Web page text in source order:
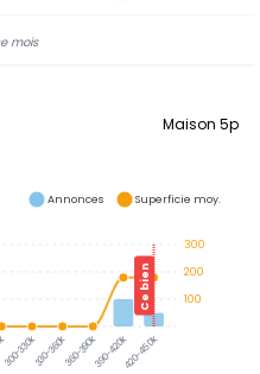
mois
Maison 5p
300-330k330-360k360-390k390-420k420-450k
Ce bien
300
200
100
Annonces Superficie moy.